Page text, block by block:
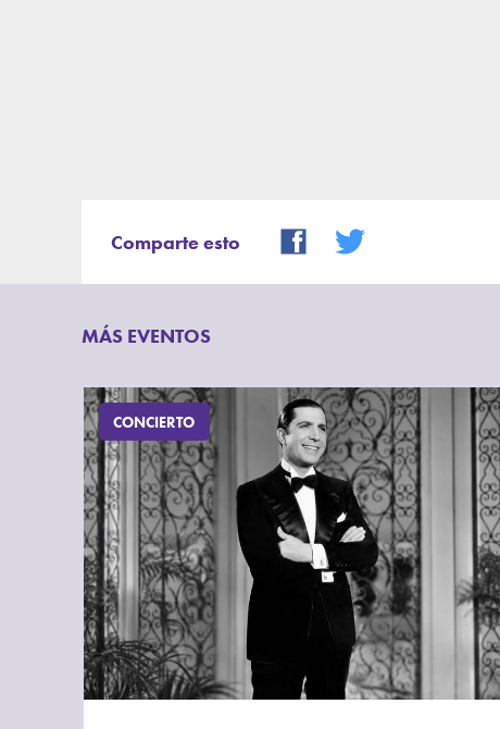
Comparte esto
MÁS EVENTOS
CONCIERTO